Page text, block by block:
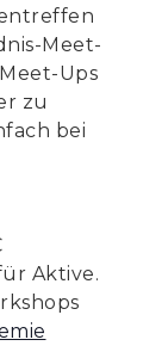
Meet-
Ups
zu
bei
Aktive.